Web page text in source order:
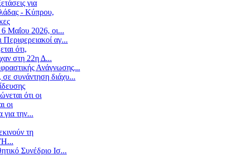
για
- Κύπρου,
6 Μαΐου 2026, οι...
αγ...
ότι,
στη 22η Δ...
Ανάγνωσης...
συνάντηση διάχυ...
ότι οι
οι
την...
τη
Συνέδριο Ισ...